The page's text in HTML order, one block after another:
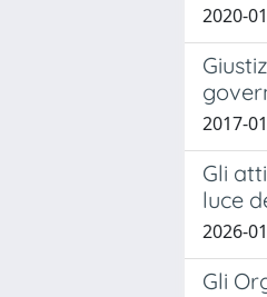
2020-
2017-
Gli
luce
2026-
Gli